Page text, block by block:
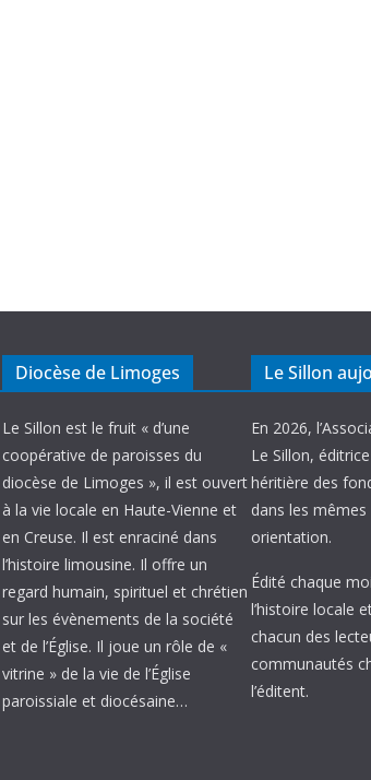
Diocèse de Limoges
Le Sillon est le fruit « d’une
coopérative de paroisses du
diocèse de Limoges », il est ouvert
à la vie locale en Haute-Vienne et
en Creuse. Il est enraciné dans
l’histoire limousine. Il offre un
regard humain, spirituel et chrétien
sur les évènements de la société
et de l’Église. Il joue un rôle de «
vitrine » de la vie de l’Église
paroissiale et diocésaine…
Le Sillon
En 2026,
Le Sillon,
héritière des
dans les
orientation.
Édité chaque
l’histoire locale
chacun des
communautés
l’éditent.